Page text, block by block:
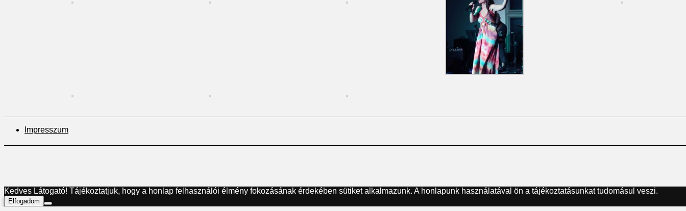
Impresszum
Kedves Látogató! Tájékoztatjuk, hogy a honlap felhasználói élmény fokozásának érdekében sütiket alkalmazunk. A honlapunk használatával ön a tájékoztatásunkat tudomásul veszi.
Elfogadom